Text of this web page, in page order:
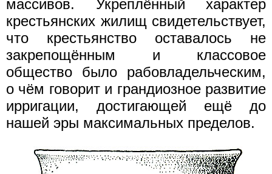
массивов. Укреплённый характер
крестьянских жилищ свидетельствует,
что крестьянство оставалось не
закрепощённым и классовое
общество было рабовладельческим,
о чём говорит и грандиозное развитие
ирригации, достигающей ещё до
нашей эры максимальных пределов.